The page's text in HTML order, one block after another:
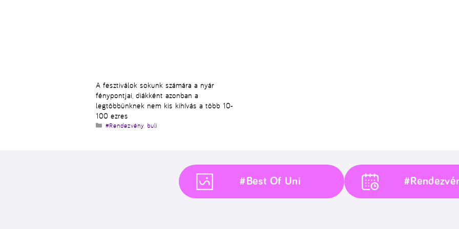
A fesztiválok sokunk számára a nyár
fénypontjai, diákként azonban a
legtöbbünknek nem kis kihívás a több 10-
100 ezres
Kategória
#Rendezvény, buli
#Best Of Uni